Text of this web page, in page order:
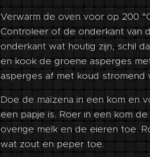
Verwarm de oven voor op 200
Controleer of de onderkant van
onderkant wat houtig zijn, schil
en kook de groene asperges
asperges af met koud stromend
Doe de maïzena in een kom en
een papje is. Roer in een kom
overige melk en de eieren toe.
wat zout en peper toe.